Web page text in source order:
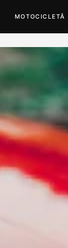
MOTOCICLETĂ